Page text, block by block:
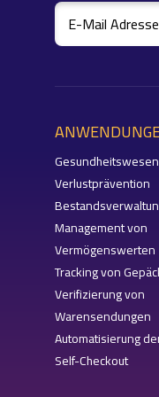
Gesundheitswesen
Verlustprävention
Management von
Vermögenswerten
Tracking von
Verifizierung von
Warensendungen
Automatisierung
Self-Checkout